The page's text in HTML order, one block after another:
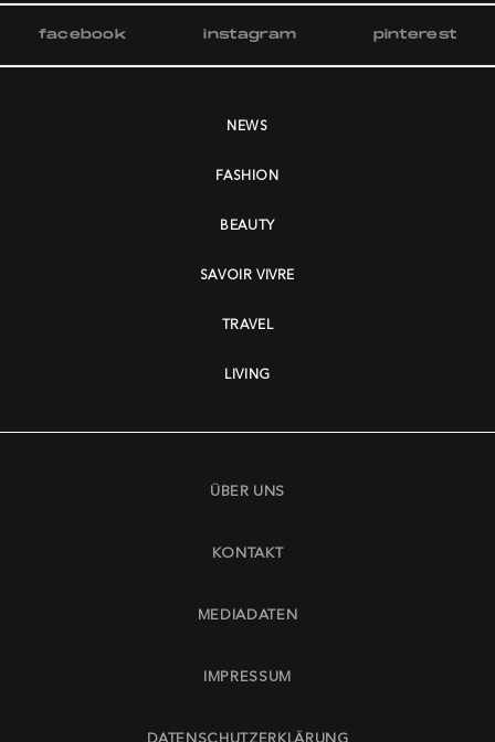
facebook instagram pinterest
NEWS
FASHION
BEAUTY
SAVOIR VIVRE
TRAVEL
LIVING
ÜBER UNS
KONTAKT
MEDIADATEN
IMPRESSUM
DATENSCHUTZERKLÄRUNG